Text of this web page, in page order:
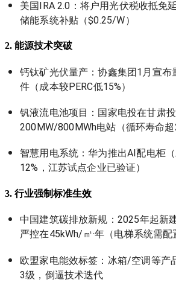
美国IRA 2.0：将户用光伏税收抵免
储能系统补贴（$0.25/W）
2. 能源技术突破
钙钛矿光伏量产：协鑫集团1月宣布
件（成本较PERC低15%）
钒液流电池项目：国家电投在甘肃
200MW/800MWh电站（循环寿命超
智慧用电系统：华为推出AI配电柜
12%，江苏试点企业已验证）
3. 行业强制标准生效
中国建筑碳排放新规：2025年起新
严控在45kWh/㎡·年（电梯系统需配
欧盟家电能效标签：冰箱/空调等产
3级，倒逼技术迭代